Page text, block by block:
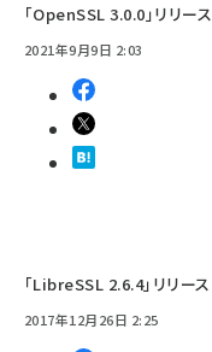
「OpenSSL 3.0.0」リリース
2021年9月9日 2:03
「LibreSSL 2.6.4」リリース
2017年12月26日 2:25